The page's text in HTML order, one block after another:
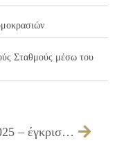
Σταθμούς μέσω του
050/2025 – έγκριση προσκύρωσης τμήματος παλαιάς καταργηθείσης οδού στην ιδιοκτησία ΠΛΟΥΜΠΙΔΗ ΕΥΡΙΔΙΚΗΣ, ΠΛΟΥΜΠΙΔΗ ΓΕΩΡΓΙΟΥ, ΣΑΚΕΛΛΑΡΗ ΓΕΩΡΓΙΟΥ, ΣΑΚΕΛΛΑΡΗ ΑΘΑΝΑΣΙΟΥ και ΤΟΥΝΤΑ ΓΕΩΡΓΙΑΣ που βρίσκεται επί των οδών ΕΥΑΓΓΕΛΙΣΤΡΙΑΣ, ΜΕΝΕΛΑΟΥ και ΠΕΛΛΑΣ – Ο.Τ. 349 – περιοχής ΑΓ. ΦΑΝΟΥΡΙΟΥ